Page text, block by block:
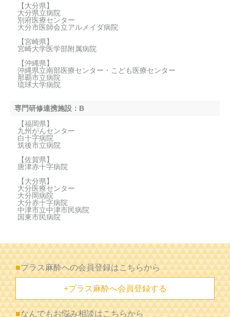
【大分県】
大分県立病院
別府医療センター
大分市医師会立アルメイダ病院
【宮崎県】
宮崎大学医学部附属病院
【沖縄県】
沖縄県立南部医療センター・こども医療センター
那覇市立病院
琉球大学病院
専門研修連携施設：B
【福岡県】
九州がんセンター
白十字病院
筑後市立病院
【佐賀県】
唐津赤十字病院
【大分県】
大分医療センター
大分岡病院
大分赤十字病院
中津市立中津市民病院
国東市民病院
■プラス麻酔への会員登録はこちらから
+プラス麻酔へ会員登録する
■なんでもお悩み相談はこちらから